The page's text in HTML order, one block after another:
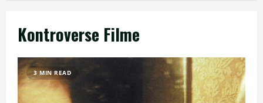
Kontroverse Filme
3 MIN READ